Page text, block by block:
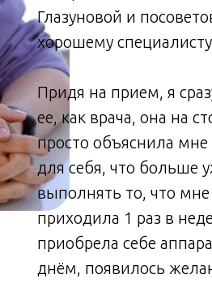
Глазуновой и
хорошему
Придя на прием, я
ее, как врача, она на
просто объяснила мне
для себя, что больше
выполнять то, что
приходила 1 раз в
приобрела себе
днём, появилось